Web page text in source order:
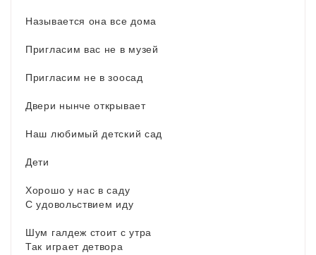
Называется она все дома
Пригласим вас не в музей
Пригласим не в зоосад
Двери нынче открывает
Наш любимый детский сад
Дети
Хорошо у нас в саду
С удовольствием иду
Шум галдеж стоит с утра
Так играет детвора